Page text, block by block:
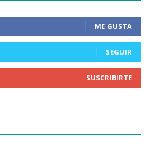
ME GUSTA
SEGUIR
SUSCRIBIRTE